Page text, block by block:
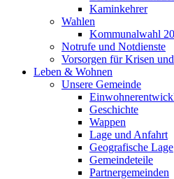
Kaminkehrer
Wahlen
Kommunalwahl
Notrufe und Notdienste
Vorsorgen für Krisen
Leben & Wohnen
Unsere Gemeinde
Geschichte
Wappen
Lage und Anfahrt
Geografische Lage
Gemeindeteile
Partnergemeinden